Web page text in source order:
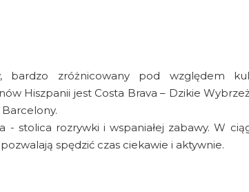
bardzo zróżnicowany pod względem
Hiszpanii jest Costa Brava – Dzikie
- stolica rozrywki i wspaniałej zabawy. W
spędzić czas ciekawie i aktywnie.